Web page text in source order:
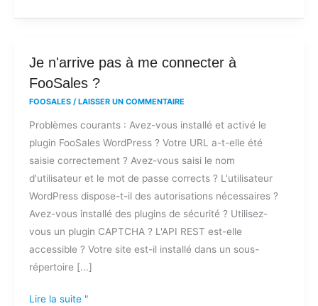
Je n'arrive pas à me connecter à
FooSales ?
FOOSALES / LAISSER UN COMMENTAIRE
Problèmes courants : Avez-vous installé et activé le
plugin FooSales WordPress ? Votre URL a-t-elle été
saisie correctement ? Avez-vous saisi le nom
d'utilisateur et le mot de passe corrects ? L'utilisateur
WordPress dispose-t-il des autorisations nécessaires ?
Avez-vous installé des plugins de sécurité ? Utilisez-
vous un plugin CAPTCHA ? L'API REST est-elle
accessible ? Votre site est-il installé dans un sous-
répertoire [...]
Je
n'arrive
me
connecter
à
FooSales
?
Lire la suite "